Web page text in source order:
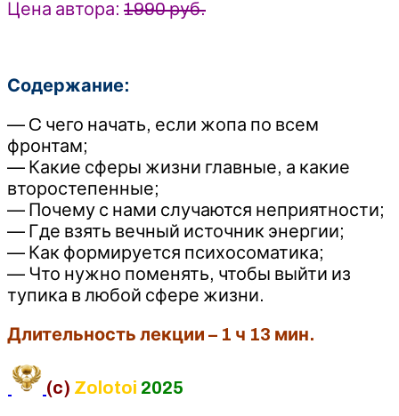
Мама-
Цена автора: 1990 руб.
Содержание:
— C чего начать, если жопа по всем
фронтам;
— Какие сферы жизни главные, а какие
второстепенные;
— Почему с нами случаются неприятности;
— Где взять вечный источник энергии;
— Как формируется психосоматика;
— Что нужно поменять, чтобы выйти из
тупика в любой сфере жизни.
Длительность лекции – 1 ч 13 мин.
(c) Zolotoi 2025